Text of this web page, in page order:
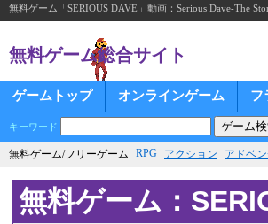
無料ゲーム「SERIOUS DAVE」動画：Serious Dave-The
無料ゲーム総合サイト
ゲームトップ オンラインゲーム フ
キーワード
無料ゲーム/フリーゲーム RPG アクション アドベ
無料ゲーム：